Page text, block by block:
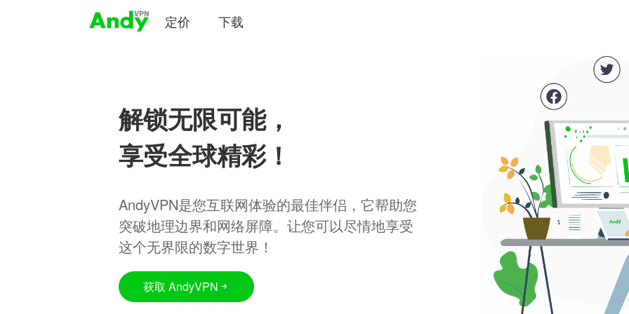
定价 下载
解锁无限可能，
享受全球精彩！
AndyVPN是您互联网体验的最佳伴侣，它帮助您
突破地理边界和网络屏障。让您可以尽情地享受
这个无界限的数字世界！
获取 AndyVPN